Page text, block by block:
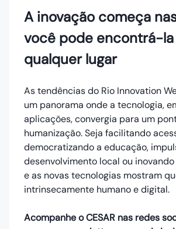
A inovação começa
você pode encontrá-
qualquer lugar
As tendências do Rio Innovation
um panorama onde a tecnologia,
aplicações, convergia para um
humanização. Seja facilitando
democratizando a educação,
desenvolvimento local ou
e as novas tecnologias mostram
intrinsecamente humano e digital.
Acompanhe o CESAR nas redes